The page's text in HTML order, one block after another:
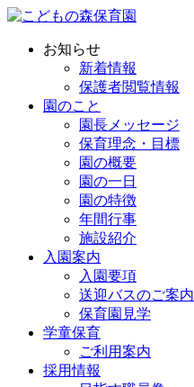
お知らせ
新着情報
保護者閲覧情報
園のこと
園長メッセージ
保育理念・目標
園の概要
園の一日
園の特徴
年間行事
施設紹介
入園案内
入園要項
送迎バスのご案内
保育園見学
学童保育
ご利用案内
採用情報